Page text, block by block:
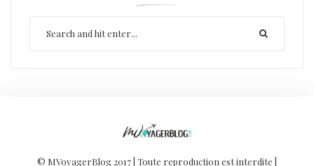
© MVoyagerBlog 2017 | Toute reproduction est interdite |